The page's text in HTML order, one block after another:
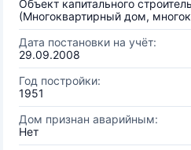
Объект капитального
(Многоквартирный дом,
Дата постановки на учёт:
29.09.2008
Год постройки:
1951
Дом признан аварийным:
Нет